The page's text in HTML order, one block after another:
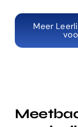
Meer